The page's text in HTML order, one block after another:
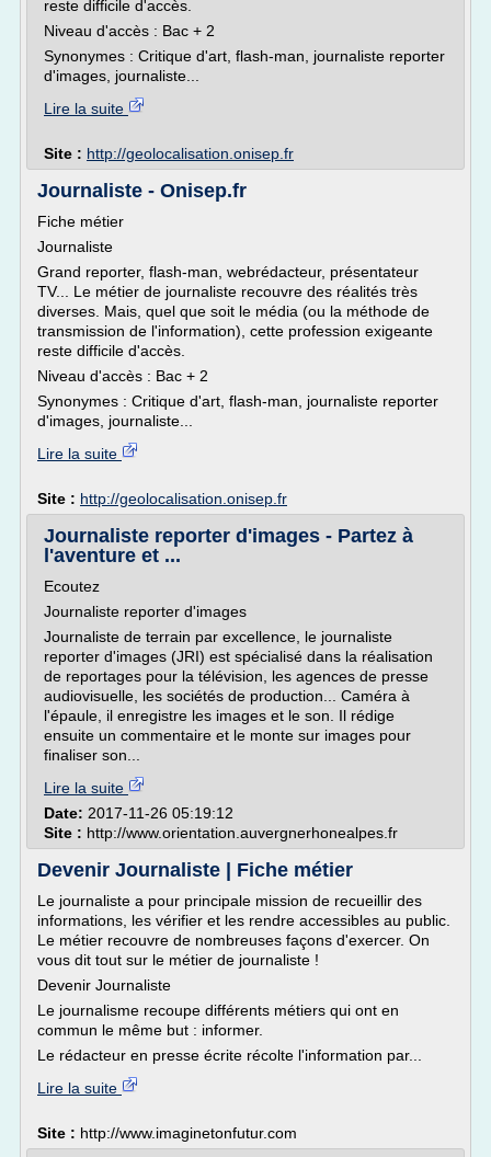
reste difficile d'accès.
Niveau d'accès : Bac + 2
Synonymes : Critique d'art, flash-man, journaliste reporter
d'images, journaliste...
Lire la suite
Site : http://geolocalisation.onisep.fr
Journaliste - Onisep.fr
Fiche métier
Journaliste
Grand reporter, flash-man, webrédacteur, présentateur
TV... Le métier de journaliste recouvre des réalités très
diverses. Mais, quel que soit le média (ou la méthode de
transmission de l'information), cette profession exigeante
reste difficile d'accès.
Niveau d'accès : Bac + 2
Synonymes : Critique d'art, flash-man, journaliste reporter
d'images, journaliste...
Lire la suite
Site : http://geolocalisation.onisep.fr
Journaliste reporter d'images - Partez à
l'aventure et ...
Ecoutez
Journaliste reporter d'images
Journaliste de terrain par excellence, le journaliste
reporter d'images (JRI) est spécialisé dans la réalisation
de reportages pour la télévision, les agences de presse
audiovisuelle, les sociétés de production... Caméra à
l'épaule, il enregistre les images et le son. Il rédige
ensuite un commentaire et le monte sur images pour
finaliser son...
Lire la suite
Date: 2017-11-26 05:19:12
Site : http://www.orientation.auvergnerhonealpes.fr
Devenir Journaliste | Fiche métier
Le journaliste a pour principale mission de recueillir des
informations, les vérifier et les rendre accessibles au public.
Le métier recouvre de nombreuses façons d'exercer. On
vous dit tout sur le métier de journaliste !
Devenir Journaliste
Le journalisme recoupe différents métiers qui ont en
commun le même but : informer.
Le rédacteur en presse écrite récolte l'information par...
Lire la suite
Site : http://www.imaginetonfutur.com